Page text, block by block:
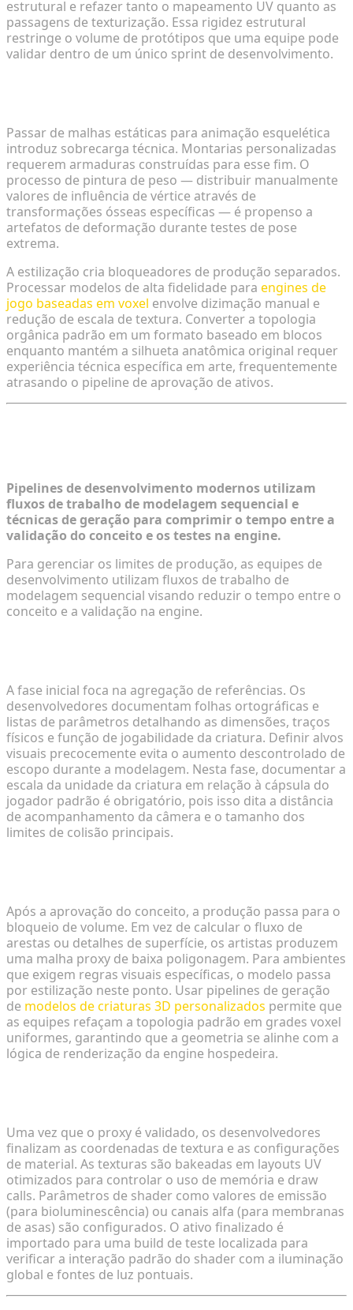
estrutural e refazer tanto o mapeamento UV quanto as
passagens de texturização. Essa rigidez estrutural
restringe o volume de protótipos que uma equipe pode
validar dentro de um único sprint de desenvolvimento.
Passar de malhas estáticas para animação esquelética
introduz sobrecarga técnica. Montarias personalizadas
requerem armaduras construídas para esse fim. O
processo de pintura de peso — distribuir manualmente
valores de influência de vértice através de
transformações ósseas específicas — é propenso a
artefatos de deformação durante testes de pose
extrema.
A estilização cria bloqueadores de produção separados.
Processar modelos de alta fidelidade para engines de
jogo baseadas em voxel envolve dizimação manual e
redução de escala de textura. Converter a topologia
orgânica padrão em um formato baseado em blocos
enquanto mantém a silhueta anatômica original requer
experiência técnica específica em arte, frequentemente
atrasando o pipeline de aprovação de ativos.
Pipelines de desenvolvimento modernos utilizam
fluxos de trabalho de modelagem sequencial e
técnicas de geração para comprimir o tempo entre a
validação do conceito e os testes na engine.
Para gerenciar os limites de produção, as equipes de
desenvolvimento utilizam fluxos de trabalho de
modelagem sequencial visando reduzir o tempo entre o
conceito e a validação na engine.
A fase inicial foca na agregação de referências. Os
desenvolvedores documentam folhas ortográficas e
listas de parâmetros detalhando as dimensões, traços
físicos e função de jogabilidade da criatura. Definir alvos
visuais precocemente evita o aumento descontrolado de
escopo durante a modelagem. Nesta fase, documentar a
escala da unidade da criatura em relação à cápsula do
jogador padrão é obrigatório, pois isso dita a distância
de acompanhamento da câmera e o tamanho dos
limites de colisão principais.
Após a aprovação do conceito, a produção passa para o
bloqueio de volume. Em vez de calcular o fluxo de
arestas ou detalhes de superfície, os artistas produzem
uma malha proxy de baixa poligonagem. Para ambientes
que exigem regras visuais específicas, o modelo passa
por estilização neste ponto. Usar pipelines de geração
de modelos de criaturas 3D personalizados permite que
as equipes refaçam a topologia padrão em grades voxel
uniformes, garantindo que a geometria se alinhe com a
lógica de renderização da engine hospedeira.
Uma vez que o proxy é validado, os desenvolvedores
finalizam as coordenadas de textura e as configurações
de material. As texturas são bakeadas em layouts UV
otimizados para controlar o uso de memória e draw
calls. Parâmetros de shader como valores de emissão
(para bioluminescência) ou canais alfa (para membranas
de asas) são configurados. O ativo finalizado é
importado para uma build de teste localizada para
verificar a interação padrão do shader com a iluminação
global e fontes de luz pontuais.